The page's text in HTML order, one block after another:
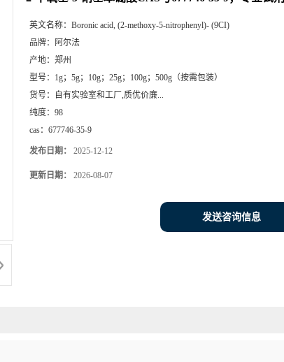
英文名称： Boronic acid, (2-methoxy-5-nitrophenyl)- (9CI)
品牌： 阿尔法
产地： 郑州
型号： 1g；5g；10g；25g；100g；500g（按需包装）
货号：
自有实验室和工厂,质优价廉...
纯度： 98
cas： 677746-35-9
发布日期： 2025-12-12
更新日期： 2026-08-07
发送咨询信息